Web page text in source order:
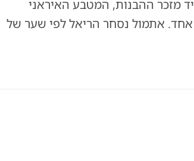
מזכר ההבנות, המטבע האיראני
מיליון ריאל לדולר אחד. אתמול נסחר הריאל לפי שער של